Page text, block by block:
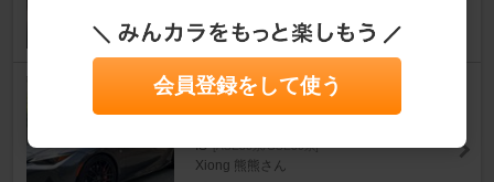
YOKOHAMA ADVAN Sport V1
07
IS [ASE30系/GSE30系]
Xiong 熊熊さん
会員登録をして使う